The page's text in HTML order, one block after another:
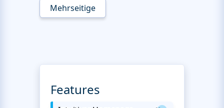
Mehrseitige
Features